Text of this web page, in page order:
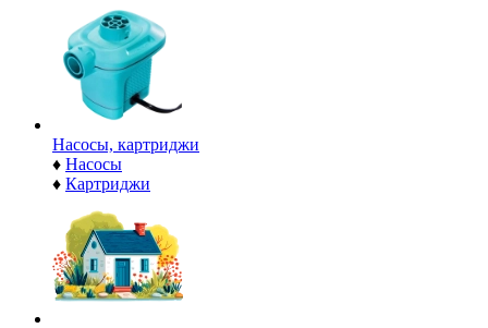
Насосы, картриджи
♦ Насосы
♦ Картриджи